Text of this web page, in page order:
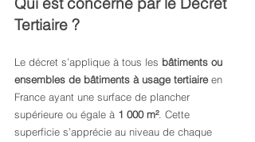
Tertiaire ?
Le décret s’applique à tous les bâtiments ou
ensembles de bâtiments à usage tertiaire en
France ayant une surface de plancher
supérieure ou égale à 1 000 m². Cette
superficie s’apprécie au niveau de chaque